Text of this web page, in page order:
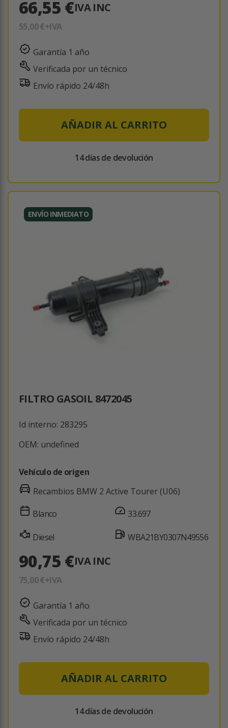
66,55 €IVA INC
55,00 €+IVA
Garantía 1 año
Verificada por un técnico
Envío rápido 24/48h
AÑADIR AL CARRITO
14 días de devolución
ENVÍO INMEDIATO
FILTRO GASOIL 8472045
Id interno: 283295
OEM: undefined
Vehículo de origen
Recambios BMW 2 Active Tourer (U06)
Blanco
Diesel
33.697
WBA21BY0307N49556
90,75 €IVA INC
75,00 €+IVA
Garantía 1 año
Verificada por un técnico
Envío rápido 24/48h
AÑADIR AL CARRITO
14 días de devolución